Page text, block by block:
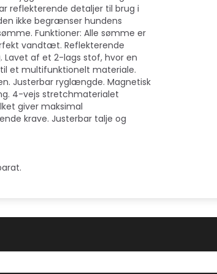
reflekterende detaljer til brug i
ikke begrænser hundens
Funktioner: Alle sømme er
vandtæt. Reflekterende
Lavet af et 2-lags stof, hvor en
et multifunktionelt materiale.
Justerbar ryglængde. Magnetisk
4-vejs stretchmaterialet
giver maksimal
krave. Justerbar talje og